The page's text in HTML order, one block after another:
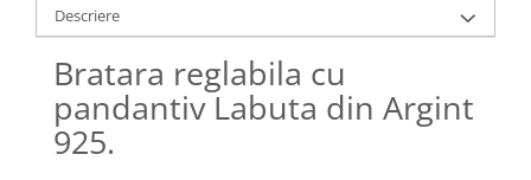
Coliere cu Inimioare
Coliere cu Cruce
Coliere cu Stea
Coliere cu Soare
Coliere cu Semilună
Descriere
Bratara reglabila cu
pandantiv Labuta din Argint
925.